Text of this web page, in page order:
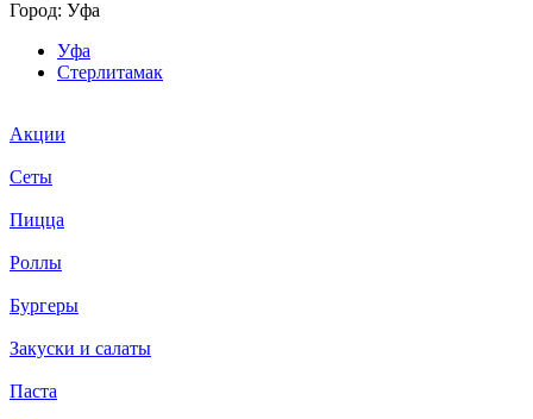
Город: Уфа
Уфа
Стерлитамак
Акции
Сеты
Пицца
Роллы
Бургеры
Закуски и салаты
Паста